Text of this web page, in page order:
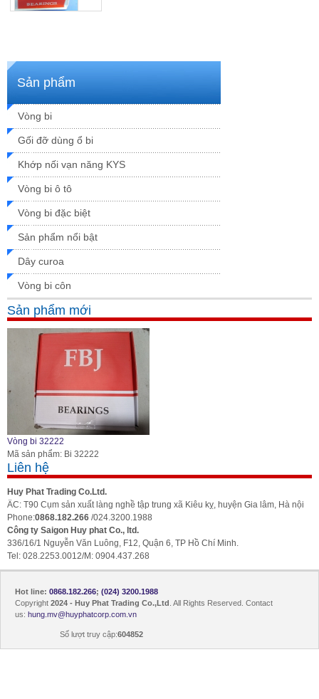
Thông số kỹ thuật
Xem chi tiết
Sản phẩm
Vòng bi
Gối đỡ dùng ổ bi
Khớp nối vạn năng KYS
Vòng bi ô tô
Vòng bi đặc biệt
Sản phẩm nổi bật
Dây curoa
Vòng bi côn
Sản phẩm mới
Vòng bi 32222
Mã sản phẩm: Bi 32222
Liên hệ
Huy Phat Trading Co.Ltd.
ÄC: T90 Cụm sản xuất làng nghề tập trung xã Kiêu kỵ, huyện Gia lâm, Hà nội
Phone:0868.182.266 /024.3200.1988
Công ty Saigon Huy phat Co., ltd.
336/16/1 Nguyễn Văn Luông, F12, Quận 6, TP Hồ Chí Minh.
Tel: 028.2253.0012/M: 0904.437.268
Hot line: 0868.182.266; (024) 3200.1988
Copyright 2024 - Huy Phat Trading Co.,Ltd . All Rights Reserved. Contact
us: hung.mv@huyphatcorp.com.vn
Số lượt truy cập:604852